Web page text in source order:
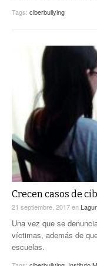
Tags: ciberbullying
Crecen casos de
21 septiembre, 2017en
Una vez que se
víctimas, además de
escuelas.